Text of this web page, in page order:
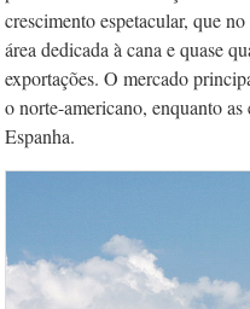
crescimento espetacular, que
área dedicada à cana e quase
exportações. O mercado
o norte-americano, enquanto
Espanha.